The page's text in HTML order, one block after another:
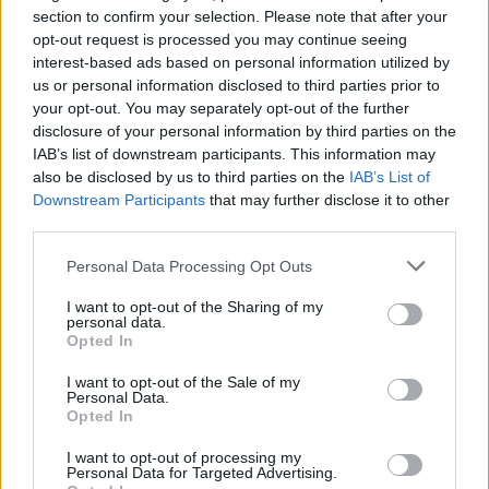
section to confirm your selection. Please note that after your
opt-out request is processed you may continue seeing
interest-based ads based on personal information utilized by
us or personal information disclosed to third parties prior to
your opt-out. You may separately opt-out of the further
disclosure of your personal information by third parties on the
IAB’s list of downstream participants. This information may
also be disclosed by us to third parties on the IAB’s List of
Downstream Participants that may further disclose it to other
Personal Data Processing Opt Outs
I want to opt-out of the Sharing of my
personal data.
Opted In
I want to opt-out of the Sale of my
Personal Data.
Opted In
I want to opt-out of processing my
Personal Data for Targeted Advertising.
Jan Skala
Autor je spolupracovníkem Ekolistu.
tisknout poslat
Dále čtěte |
Nová zelená úsporám dnes